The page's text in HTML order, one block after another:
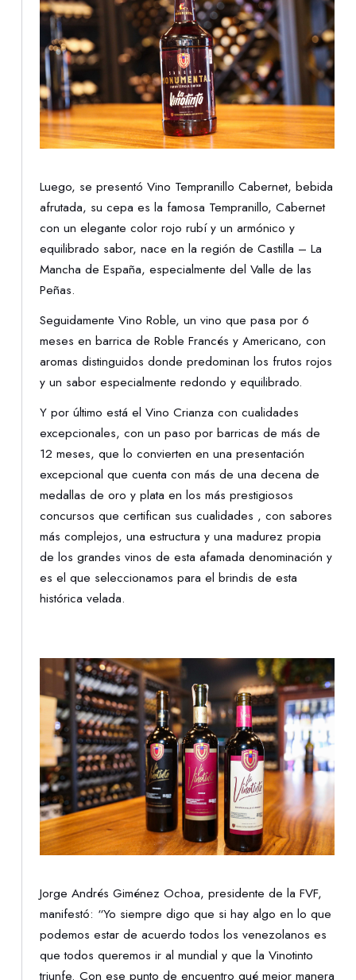
Luego, se presentó Vino Tempranillo Cabernet, bebida
afrutada, su cepa es la famosa Tempranillo, Cabernet
con un elegante color rojo rubí y un armónico y
equilibrado sabor, nace en la región de Castilla – La
Mancha de España, especialmente del Valle de las
Peñas.
Seguidamente Vino Roble, un vino que pasa por 6
meses en barrica de Roble Francés y Americano, con
aromas distinguidos donde predominan los frutos rojos
y un sabor especialmente redondo y equilibrado.
Y por último está el Vino Crianza con cualidades
excepcionales, con un paso por barricas de más de
12 meses, que lo convierten en una presentación
excepcional que cuenta con más de una decena de
medallas de oro y plata en los más prestigiosos
concursos que certifican sus cualidades , con sabores
más complejos, una estructura y una madurez propia
de los grandes vinos de esta afamada denominación y
es el que seleccionamos para el brindis de esta
histórica velada.
Jorge Andrés Giménez Ochoa, presidente de la FVF,
manifestó: “Yo siempre digo que si hay algo en lo que
podemos estar de acuerdo todos los venezolanos es
que todos queremos ir al mundial y que la Vinotinto
triunfe. Con ese punto de encuentro qué mejor manera